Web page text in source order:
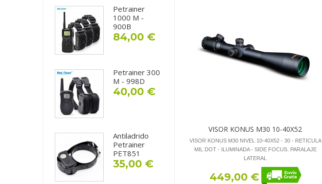
Petrainer
1000 M -
900B
84,00 €
Petrainer 300
M - 998D
40,00 €
Antiladrido
Petrainer
PET851
35,00 €
VISOR KONUS M30 10-40X52
VISOR KONUS M30 NIVEL 10-40X52 - 30 - RETICULA
MIL DOT - ILUMINADA - SIDE FOCUS. PARALAJE
LATERAL
449,00 €